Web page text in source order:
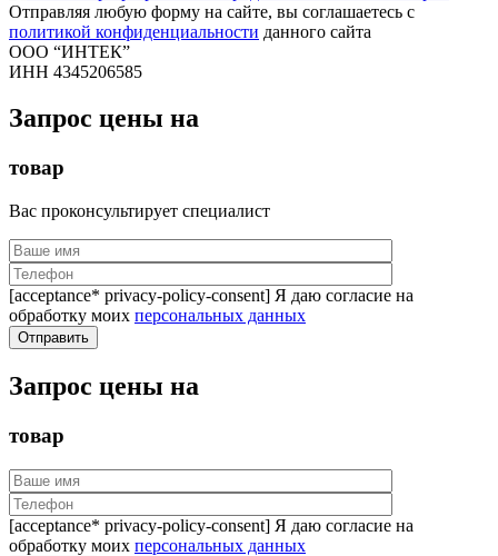
Отправляя любую форму на сайте, вы соглашаетесь с
политикой конфиденциальности данного сайта
ООО “ИНТЕК”
ИНН 4345206585
Запрос цены на
товар
Вас проконсультирует специалист
[acceptance* privacy-policy-consent] Я даю согласие на
обработку моих персональных данных
Запрос цены на
товар
[acceptance* privacy-policy-consent] Я даю согласие на
обработку моих персональных данных